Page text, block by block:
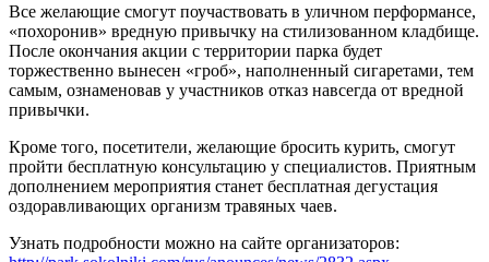
Все желающие смогут поучаствовать в уличном перформансе,
«похоронив» вредную привычку на стилизованном кладбище.
После окончания акции с территории парка будет
торжественно вынесен «гроб», наполненный сигаретами, тем
самым, ознаменовав у участников отказ навсегда от вредной
привычки.
Кроме того, посетители, желающие бросить курить, смогут
пройти бесплатную консультацию у специалистов. Приятным
дополнением мероприятия станет бесплатная дегустация
оздоравливающих организм травяных чаев.
Узнать подробности можно на сайте организаторов: